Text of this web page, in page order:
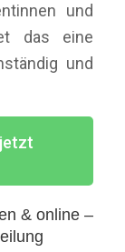
und
das eine
und